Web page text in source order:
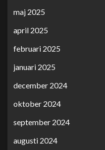
maj 2025
april 2025
februari 2025
januari 2025
december 2024
oktober 2024
september 2024
augusti 2024